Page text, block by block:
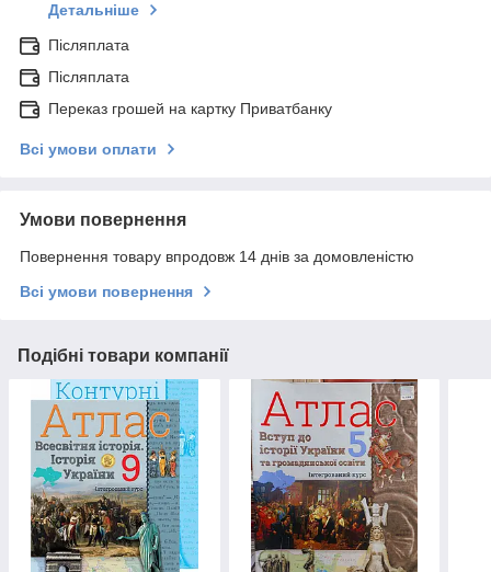
Детальніше
Післяплата
Післяплата
Переказ грошей на картку Приватбанку
Всі умови оплати
Умови повернення
Повернення товару впродовж 14 днів за домовленістю
Всі умови повернення
Подібні товари компанії